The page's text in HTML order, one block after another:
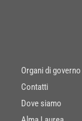
Organi di governo
Contatti
Dove siamo